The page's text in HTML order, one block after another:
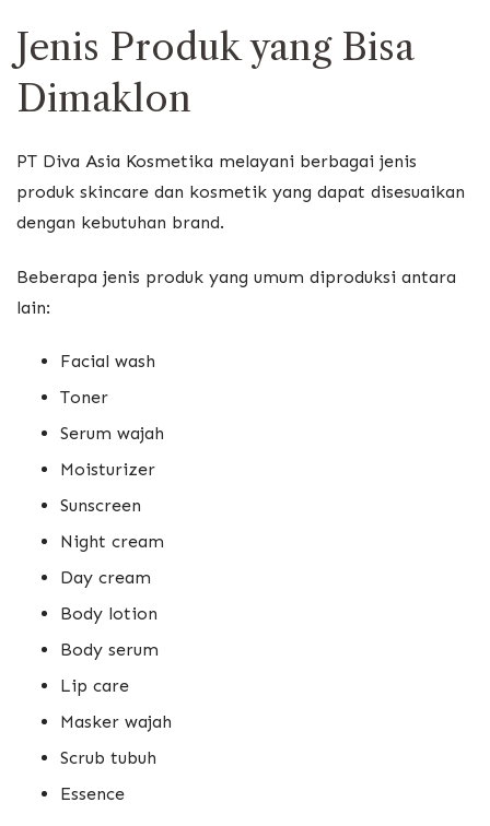
Jenis Produk yang Bisa
Dimaklon
PT Diva Asia Kosmetika melayani berbagai jenis
produk skincare dan kosmetik yang dapat disesuaikan
dengan kebutuhan brand.
Beberapa jenis produk yang umum diproduksi antara
lain:
Facial wash
Toner
Serum wajah
Moisturizer
Sunscreen
Night cream
Day cream
Body lotion
Body serum
Lip care
Masker wajah
Scrub tubuh
Essence